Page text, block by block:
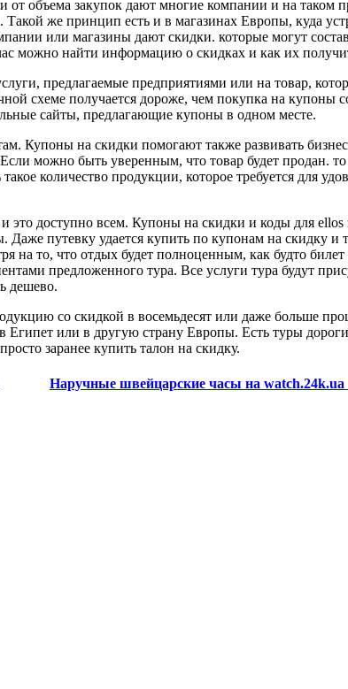
от объема закупок дают многие компании и на таком
же принцип есть и в магазинах Европы, куда
или магазины дают скидки. которые могут
можно найти информацию о скидках и как их
предлагаемые предприятиями или на товар,
схеме получается дороже, чем покупка на купоны
сайты, предлагающие купоны в одном месте.
Купоны на скидки помогают также развивать
можно быть уверенным, что товар будет продан.
количество продукции, которое требуется для
доступно всем. Купоны на скидки и коды для ellos
Даже путевку удается купить по купонам на скидку и
на то, что отдых будет полноценным, как будто билет
предложенного тура. Все услуги тура будут
дешево.
со скидкой в восемьдесят или даже больше
Египет или в другую страну Европы. Есть туры
заранее купить талон на скидку.
Наручные швейцарские часы на watch.24k.ua